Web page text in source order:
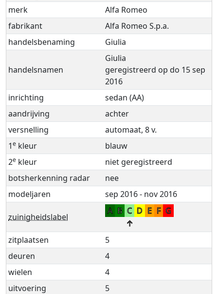
merk
Alfa Romeo
fabrikant
Alfa Romeo S.p.a.
handelsbenaming
Giulia
handelsnamen
Giulia
geregistreerd op do 15 sep
2016
inrichting
sedan (AA)
aandrijving
achter
versnelling
automaat, 8 v.
1e kleur
blauw
2e kleur
niet geregistreerd
botsherkenning radar
nee
modeljaren
sep 2016 - nov 2016
zuinigheidslabel
A B C D E F G
↑
zitplaatsen
5
deuren
4
wielen
4
uitvoering
5